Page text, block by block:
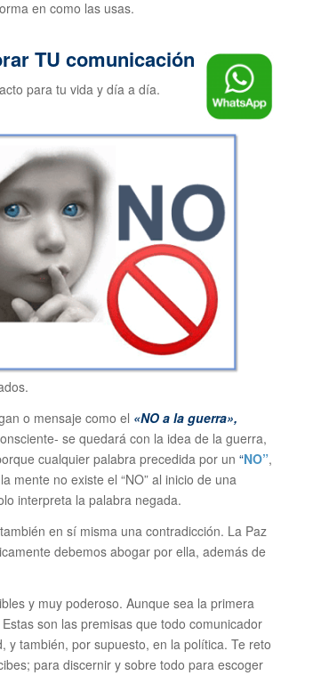
en como las usas.
TU comunicación
para tu vida y día a día.
o mensaje como el «NO a la guerra»,
se quedará con la idea de la guerra,
cualquier palabra precedida por un “NO”,
mente no existe el “NO” al inicio de una
interpreta la palabra negada.
en sí misma una contradicción. La Paz
debemos abogar por ella, además de
y muy poderoso. Aunque sea la primera
son las premisas que todo comunicador
y también, por supuesto, en la política. Te reto
para discernir y sobre todo para escoger